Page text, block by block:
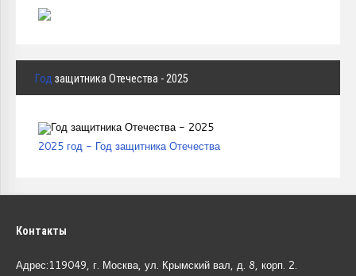
Год защитника Отечества - 2025
2025 год - Год защитника Отечества
Контакты
Адрес:119049, г. Москва, ул. Крымский вал, д. 8, корп. 2.